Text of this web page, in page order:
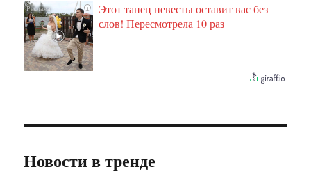
i
Этот танец невесты оставит вас без
слов! Пересмотрела 10 раз
Новости в тренде